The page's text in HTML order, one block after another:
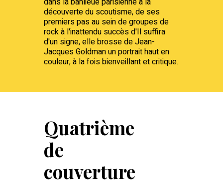
découverte du scoutisme, de ses
premiers pas au sein de groupes de
rock à l'inattendu succès d'Il suffira
d'un signe, elle brosse de Jean-
Jacques Goldman un portrait haut en
couleur, à la fois bienveillant et critique.
Quatrième
de
couverture